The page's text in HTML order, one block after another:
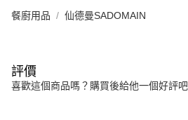
餐廚用品 仙德曼SADOMAIN
評價
喜歡這個商品嗎？購買後給他一個好評吧